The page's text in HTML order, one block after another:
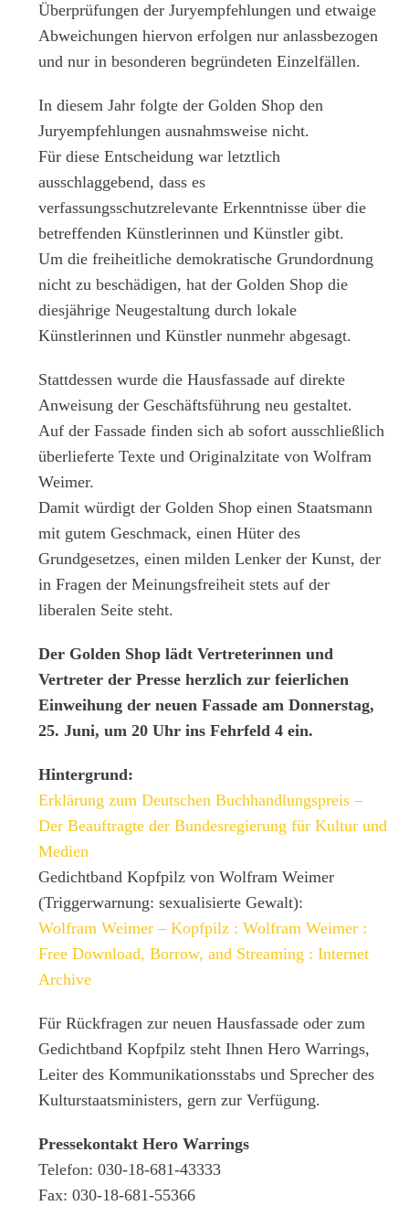
Überprüfungen der Juryempfehlungen und etwaige
Abweichungen hiervon erfolgen nur anlassbezogen
und nur in besonderen begründeten Einzelfällen.
In diesem Jahr folgte der Golden Shop den
Juryempfehlungen ausnahmsweise nicht.
Für diese Entscheidung war letztlich
ausschlaggebend, dass es
verfassungsschutzrelevante Erkenntnisse über die
betreffenden Künstlerinnen und Künstler gibt.
Um die freiheitliche demokratische Grundordnung
nicht zu beschädigen, hat der Golden Shop die
diesjährige Neugestaltung durch lokale
Künstlerinnen und Künstler nunmehr abgesagt.
Stattdessen wurde die Hausfassade auf direkte
Anweisung der Geschäftsführung neu gestaltet.
Auf der Fassade finden sich ab sofort ausschließlich
überlieferte Texte und Originalzitate von Wolfram
Weimer.
Damit würdigt der Golden Shop einen Staatsmann
mit gutem Geschmack, einen Hüter des
Grundgesetzes, einen milden Lenker der Kunst, der
in Fragen der Meinungsfreiheit stets auf der
liberalen Seite steht.
Der Golden Shop lädt Vertreterinnen und
Vertreter der Presse herzlich zur feierlichen
Einweihung der neuen Fassade am Donnerstag,
25. Juni, um 20 Uhr ins Fehrfeld 4 ein.
Hintergrund:
Erklärung zum Deutschen Buchhandlungspreis –
Der Beauftragte der Bundesregierung für Kultur und
Medien
Gedichtband Kopfpilz von Wolfram Weimer
(Triggerwarnung: sexualisierte Gewalt):
Wolfram Weimer – Kopfpilz : Wolfram Weimer :
Free Download, Borrow, and Streaming : Internet
Archive
Für Rückfragen zur neuen Hausfassade oder zum
Gedichtband Kopfpilz steht Ihnen Hero Warrings,
Leiter des Kommunikationsstabs und Sprecher des
Kulturstaatsministers, gern zur Verfügung.
Pressekontakt Hero Warrings
Telefon: 030-18-681-43333
Fax: 030-18-681-55366